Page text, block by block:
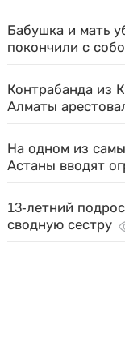
Бабушка и мать
покончили с
Контрабанда из
Алматы
На одном из
Астаны вводят
13-летний
сводную сестру